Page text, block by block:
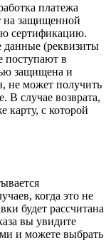
платежа
на защищенной
сертификацию.
данные (реквизиты
поступают в
защищена и
не может получить
В случае возврата,
карту, с которой
когда это не
будет рассчитана
вы увидите
и можете выбрать